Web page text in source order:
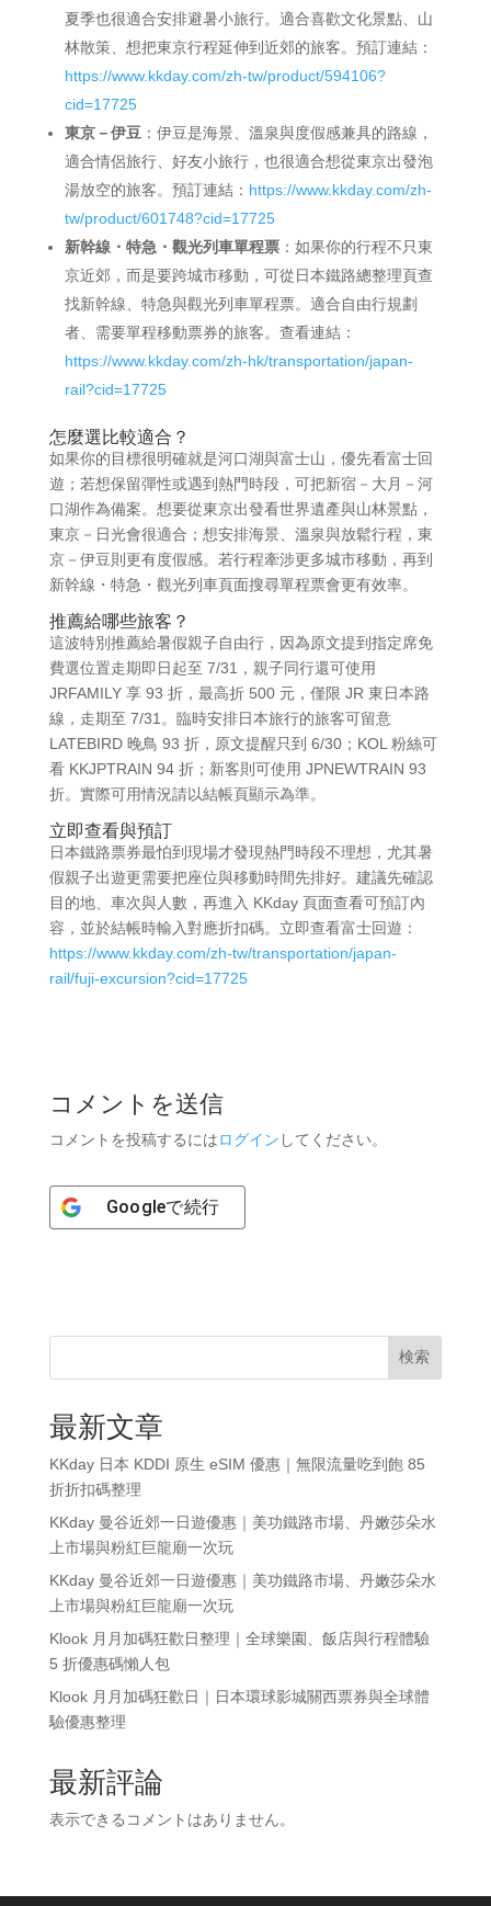
夏季也很適合安排避暑小旅行。適合喜歡文化景點、山
林散策、想把東京行程延伸到近郊的旅客。預訂連結：
https://www.kkday.com/zh-tw/product/594106?
cid=17725
東京－伊豆 ：伊豆是海景、溫泉與度假感兼具的路線，
適合情侶旅行、好友小旅行，也很適合想從東京出發泡
湯放空的旅客。預訂連結： https://www.kkday.com/zh-
tw/product/601748?cid=17725
新幹線・特急・觀光列車單程票：如果你的行程不只東
京近郊，而是要跨城市移動，可從日本鐵路總整理頁查
找新幹線、特急與觀光列車單程票。適合自由行規劃
者、需要單程移動票券的旅客。查看連結：
https://www.kkday.com/zh-hk/transportation/japan-
rail?cid=17725
怎麼選比較適合？
如果你的目標很明確就是河口湖與富士山，優先看富士回
遊；若想保留彈性或遇到熱門時段，可把新宿－大月－河
口湖作為備案。想要從東京出發看世界遺產與山林景點，
東京－日光會很適合；想安排海景、溫泉與放鬆行程，東
京－伊豆則更有度假感。若行程牽涉更多城市移動，再到
新幹線・特急・觀光列車頁面搜尋單程票會更有效率。
推薦給哪些旅客？
這波特別推薦給暑假親子自由行，因為原文提到指定席免
費選位置走期即日起至 7/31，親子同行還可使用
JRFAMILY 享 93 折，最高折 500 元，僅限 JR 東日本路
線，走期至 7/31。臨時安排日本旅行的旅客可留意
LATEBIRD 晚鳥 93 折，原文提醒只到 6/30；KOL 粉絲可
看 KKJPTRAIN 94 折；新客則可使用 JPNEWTRAIN 93
折。實際可用情況請以結帳頁顯示為準。
立即查看與預訂
日本鐵路票券最怕到現場才發現熱門時段不理想，尤其暑
假親子出遊更需要把座位與移動時間先排好。建議先確認
目的地、車次與人數，再進入 KKday 頁面查看可預訂內
容，並於結帳時輸入對應折扣碼。立即查看富士回遊：
https://www.kkday.com/zh-tw/transportation/japan-
rail/fuji-excursion?cid=17725
コメントを送信
コメントを投稿するにはログイン してください。
Googleで続行
検索
最新文章
KKday 日本 KDDI 原生 eSIM 優惠｜無限流量吃到飽 85
折折扣碼整理
KKday 曼谷近郊一日遊優惠｜美功鐵路市場、丹嫩莎朵水
上市場與粉紅巨龍廟一次玩
KKday 曼谷近郊一日遊優惠｜美功鐵路市場、丹嫩莎朵水
上市場與粉紅巨龍廟一次玩
Klook 月月加碼狂歡日整理｜全球樂園、飯店與行程體驗
5 折優惠碼懶人包
Klook 月月加碼狂歡日｜日本環球影城關西票券與全球體
驗優惠整理
最新評論
表示できるコメントはありません。